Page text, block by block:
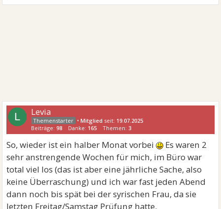
L Levia
•Mitglied seit: 19.07.2025
Beiträge:98 Danke: 165 Themen:3
So, wieder ist ein halber Monat vorbei
Es waren 2
sehr anstrengende Wochen für mich, im Büro war
total viel los (das ist aber eine jährliche Sache, also
keine Überraschung) und ich war fast jeden Abend
dann noch bis spät bei der syrischen Frau, da sie
letzten Freitag/Samstag Prüfung hatte.